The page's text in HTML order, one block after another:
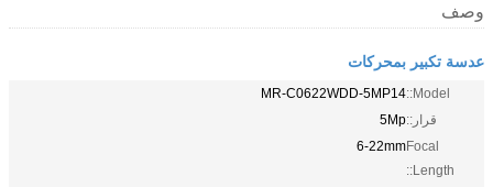
وصف
عدسة تكبير بمحركات
Model::
MR-C0622WDD-5MP14
قرار::5Mp
Focal
Length::
6-22mm